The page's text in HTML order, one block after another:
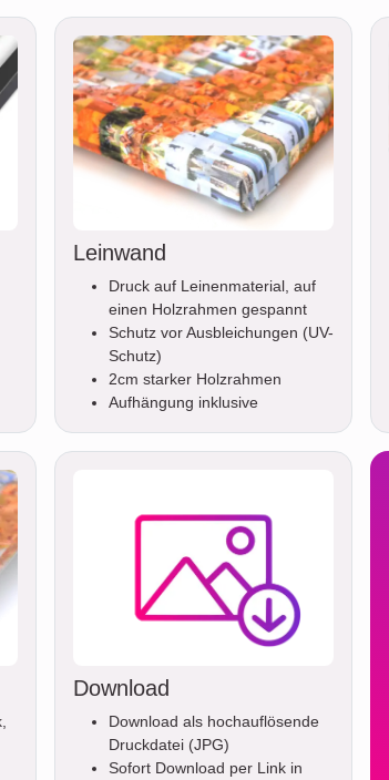
Leinwand
Druck auf Leinenmaterial, auf
einen Holzrahmen gespannt
Schutz vor Ausbleichungen (UV-
Schutz)
2cm starker Holzrahmen
Aufhängung inklusive
Download
Download als hochauflösende
Druckdatei (JPG)
Sofort Download per Link in